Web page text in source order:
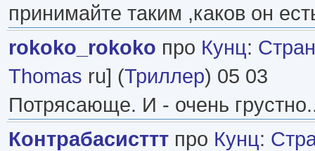
принимайте таким ,каков он
rokoko_rokoko про Кунц:
Thomas ru] (Триллер) 05 03
Потрясающе. И - очень
Контрабасисттт про Кунц: